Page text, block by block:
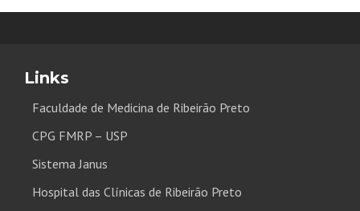
Links
Faculdade de Medicina de Ribeirão Preto
CPG FMRP – USP
Sistema Janus
Hospital das Clínicas de Ribeirão Preto